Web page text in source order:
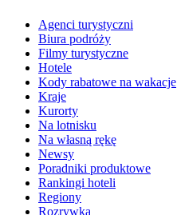
Agenci turystyczni
Biura podróży
Filmy turystyczne
Hotele
Kody rabatowe na wakacje
Kraje
Kurorty
Na lotnisku
Na własną rękę
Newsy
Poradniki produktowe
Rankingi hoteli
Regiony
Rozrywka